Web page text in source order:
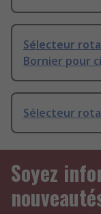
Sélecteur
Bornier pour
Sélecteur
Soyez